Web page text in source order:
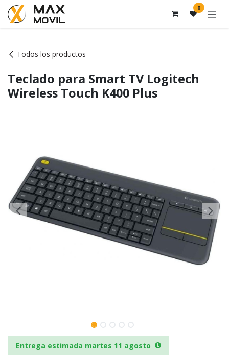
Ir al contenido 0
Todos los productos
Teclado para Smart TV Logitech
Wireless Touch K400 Plus
Entrega estimada martes 11 agosto